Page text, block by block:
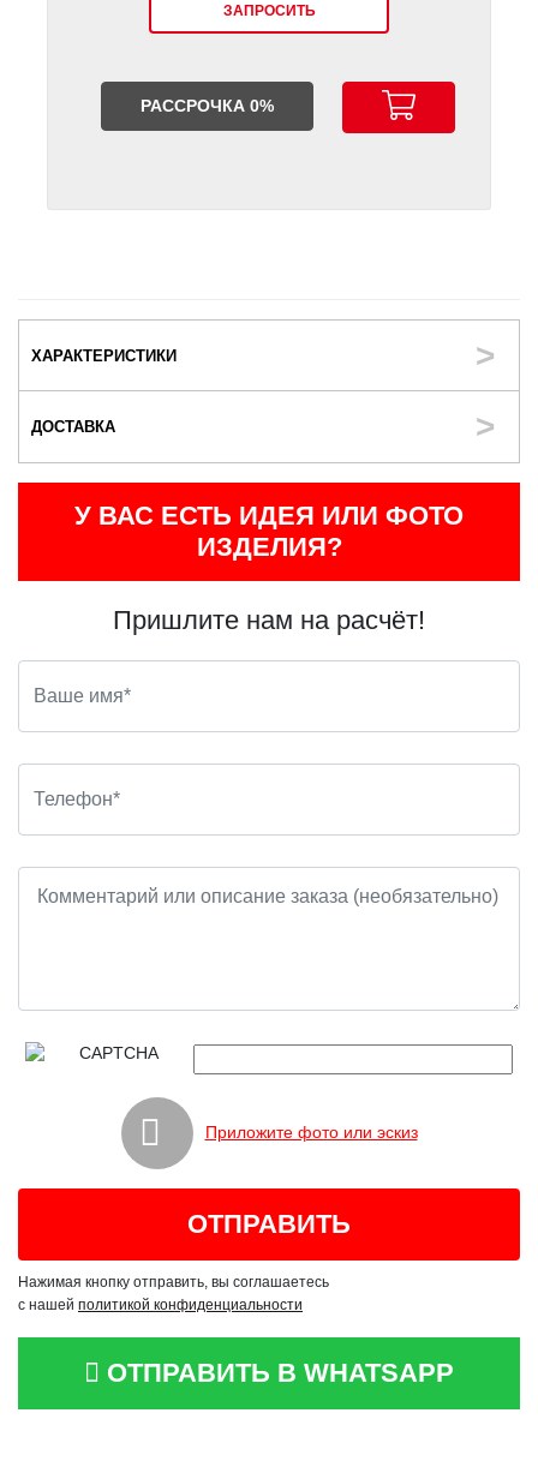
ЗАПРОСИТЬ
РАССРОЧКА 0%
ХАРАКТЕРИСТИКИ
ДОСТАВКА
У ВАС ЕСТЬ ИДЕЯ ИЛИ ФОТО
ИЗДЕЛИЯ?
Пришлите нам на расчёт!
Приложите фото или эскиз
Нажимая кнопку отправить, вы соглашаетесь
с нашей политикой конфиденциальности
ОТПРАВИТЬ В WHATSAPP